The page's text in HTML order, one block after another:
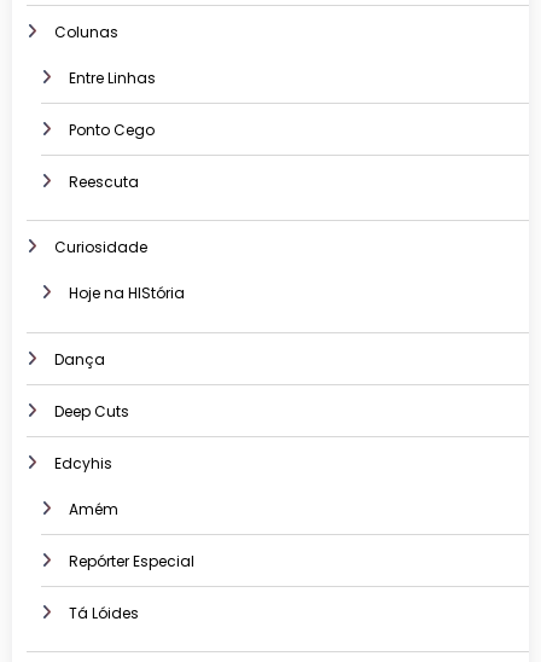
Colunas
Entre Linhas
Ponto Cego
Reescuta
Curiosidade
Hoje na HIStória
Dança
Deep Cuts
Edcyhis
Amém
Repórter Especial
Tá Lóides